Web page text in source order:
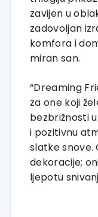
zavijen u
zadovoljan
komfora i
miran san.
“Dreaming
za one koji
bezbrižnosti
i pozitivnu
slatke snove.
dekoracije;
ljepotu